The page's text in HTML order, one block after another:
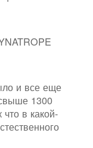
и все еще
1300
в какой-